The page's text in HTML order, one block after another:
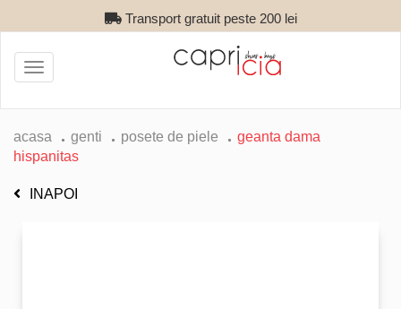
Transport gratuit peste 200 lei
Toggle
navigation
acasa genti posete de piele
geanta dama
hispanitas
INAPOI